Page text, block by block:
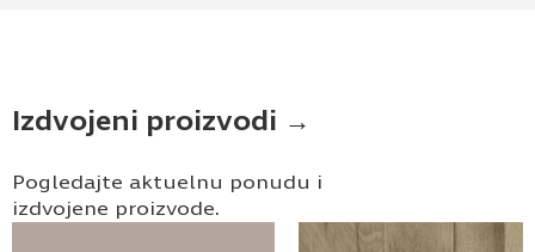
Izdvojeni proizvodi →
Pogledajte aktuelnu ponudu i
izdvojene proizvode.